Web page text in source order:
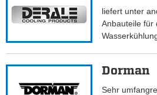
liefert unter
Anbauteile für
Dorman
Sehr